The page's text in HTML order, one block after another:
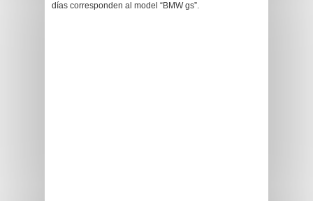
días corresponden al model “BMW gs”.